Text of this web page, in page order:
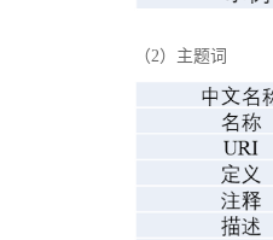
（2）主题词